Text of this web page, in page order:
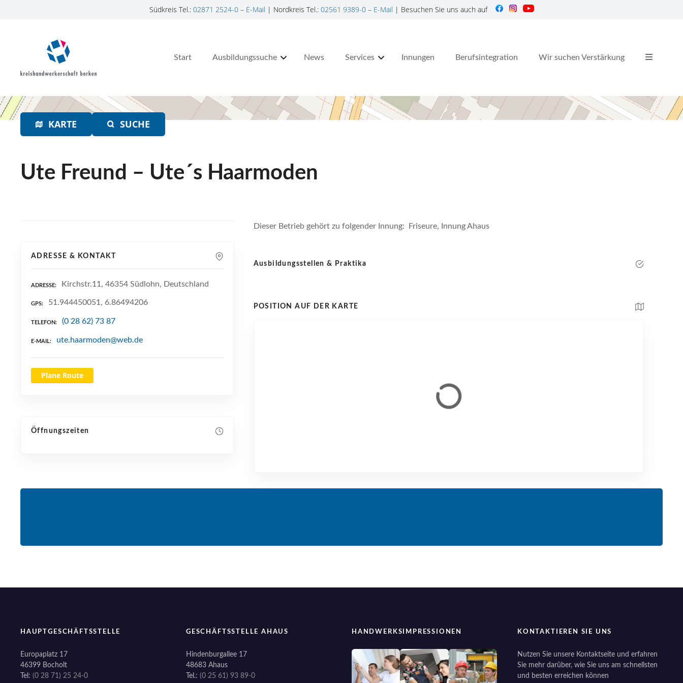
Südkreis Tel.: 02871 2524-0– E-Mail | Nordkreis Tel.: 02561 9389-0– E-Mail | Besuchen Sie uns auch auf
a
t
Start Ausbildungssuche News Services Innungen Berufsintegration Wir suchen Verstärkung
KARTE SUCHE
Ute Freund – Ute´s Haarmoden
ADRESSE & KONTAKT
ADRESSE Kirchstr.11, 46354 Südlohn, Deutschland
GPS 51.944450051, 6.86494206
TELEFON (0 28 62) 73 87
E-MAIL ute.haarmoden@web.de
Plane Route
Öffnungszeiten
Dieser Betrieb gehört zu folgender Innung: Friseure, Innung Ahaus
Ausbildungsstellen & Praktika
POSITION AUF DER KARTE
HAUPTGESCHÄFTSSTELLE
Europaplatz 17
46399 Bocholt
Tel: (0 28 71) 25 24-0
GESCHÄFTSSTELLE AHAUS
Hindenburgallee 17
48683 Ahaus
Tel.: (0 25 61) 93 89-0
HANDWERKSIMPRESSIONEN KONTAKTIEREN SIE UNS
Nutzen Sie unsere Kontaktseite und erfahren
Sie mehr darüber, wie Sie uns am schnellsten
und besten erreichen können